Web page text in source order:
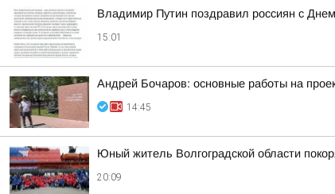
Владимир Путин поздравил россиян с
15:01
Андрей Бочаров: основные работы на
14:45
Юный житель Волгоградской области
20:09